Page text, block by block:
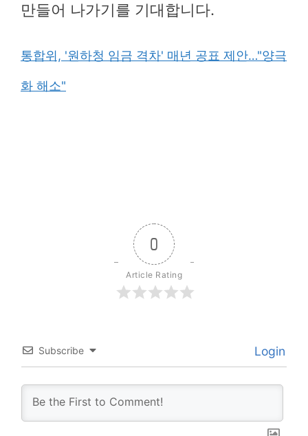
만들어 나가기를 기대합니다.
통합위, '원하청 임금 격차' 매년 공표 제안…"양극
화 해소"
0
Article Rating
Subscribe Login